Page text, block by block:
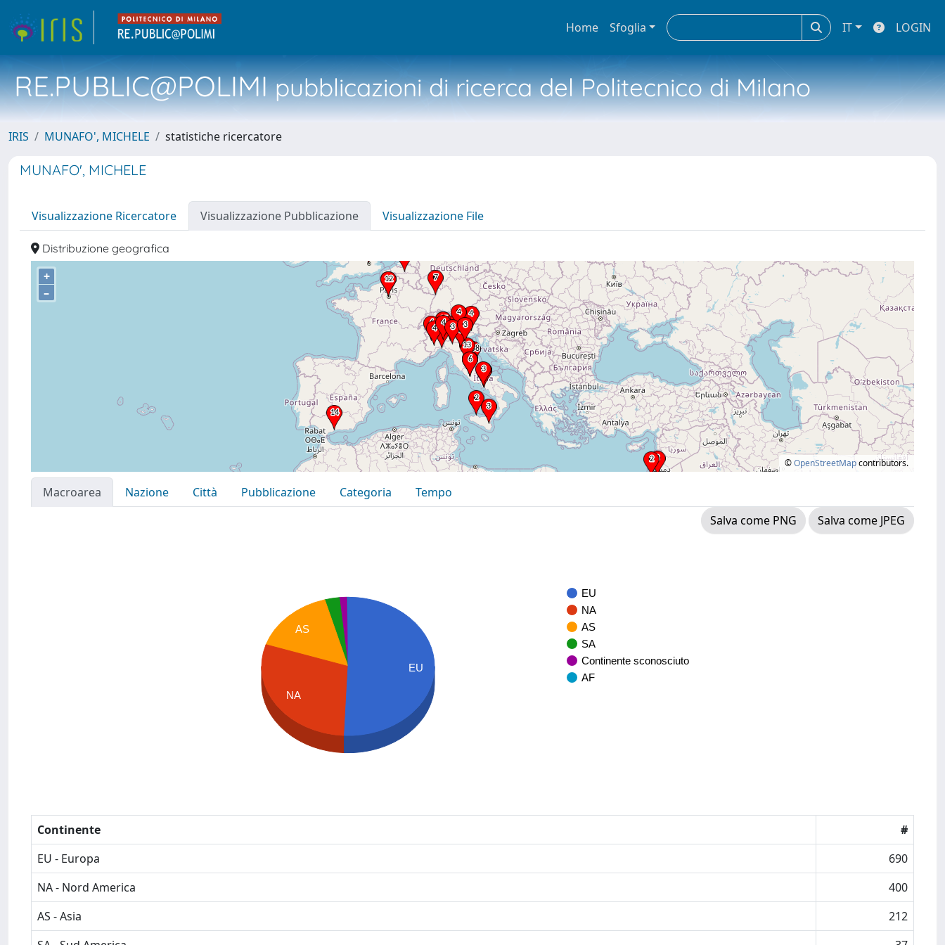
Home Sfoglia IT LOGIN
RE.PUBLIC@POLIMIpubblicazioni di ricerca del Politecnico di Milano
IRIS MUNAFO', MICHELE statistiche ricercatore
MUNAFO', MICHELE
Visualizzazione Ricercatore Visualizzazione Pubblicazione Visualizzazione File
Distribuzione geografica
+
–
©OpenStreetMapcontributors.
Macroarea Nazione Città Pubblicazione Categoria
Tempo
Salva come PNG
Salva come JPEG
EU
NA
AS
SA
Continente sconosciuto
AF
AS
NA
EU
Continente
#
EU - Europa
690
NA - Nord America
400
AS - Asia
212